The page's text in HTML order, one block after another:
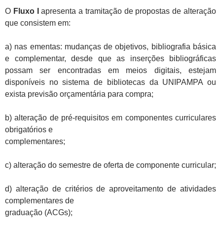
O Fluxo I
apresenta a tramitação de propostas de alteração
que consistem em:
a) nas ementas: mudanças de objetivos, bibliografia básica
e complementar, desde que as inserções bibliográficas
possam ser encontradas em meios digitais, estejam
disponíveis no sistema de bibliotecas da UNIPAMPA ou
exista previsão orçamentária para compra;
b) alteração de pré-requisitos em componentes curriculares
obrigatórios e
complementares;
c) alteração do semestre de oferta de componente curricular;
d) alteração de critérios de aproveitamento de atividades
complementares de
graduação (ACGs);